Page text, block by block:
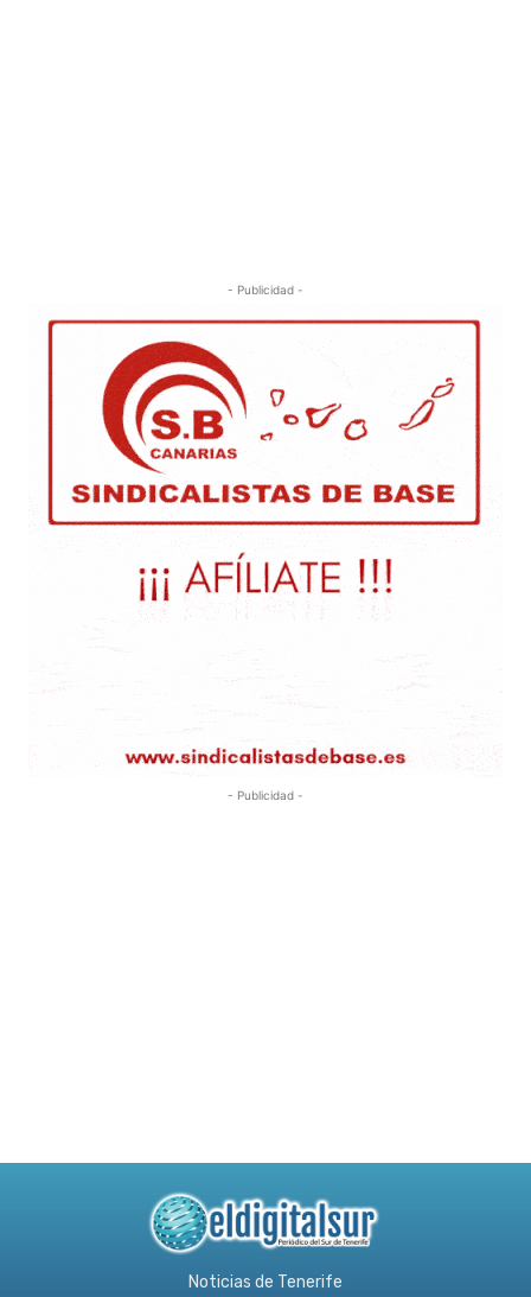
- Publicidad -
- Publicidad -
Noticias de Tenerife